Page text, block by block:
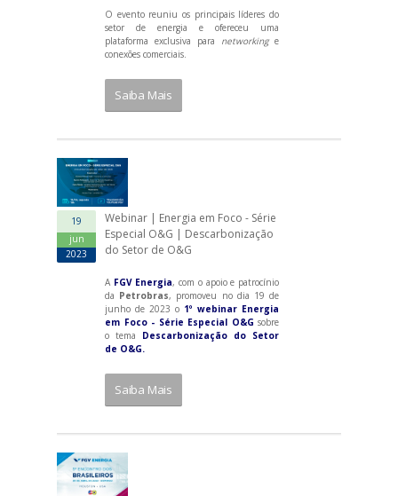
O evento reuniu os principais líderes do
setor de energia e ofereceu uma
plataforma exclusiva para networkinge
conexões comerciais.
Saiba Mais
19
jun
2023
Webinar | Energia em Foco - Série
Especial O&G | Descarbonização
do Setor de O&G
A FGV Energia, com o apoio e patrocínio
da Petrobras, promoveu no dia 19 de
junho de 2023 o 1º webinar Energia
em Foco - Série Especial O&G sobre
o tema
Descarbonização do Setor
de O&G.
Saiba Mais